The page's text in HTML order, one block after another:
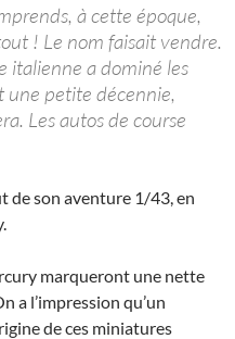
à cette époque,
! Le nom faisait vendre.
italienne a dominé les
une petite décennie,
Les autos de course
de son aventure 1/43, en
marqueront une nette
a l’impression qu’un
de ces miniatures